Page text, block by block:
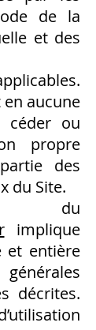
de la
et des
en aucune
céder ou
propre
des
du Site.
du
implique
et entière
décrites.